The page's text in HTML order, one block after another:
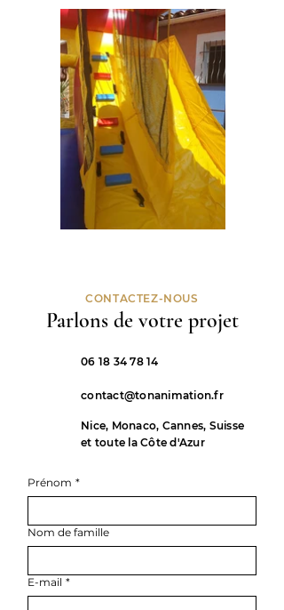
CONTACTEZ-NOUS
Parlons de votre projet
06 18 34 78 14
contact@tonanimation.fr
Nice, Monaco, Cannes, Suisse
et toute la Côte d'Azur
Prénom *
Nom de famille
E-mail *